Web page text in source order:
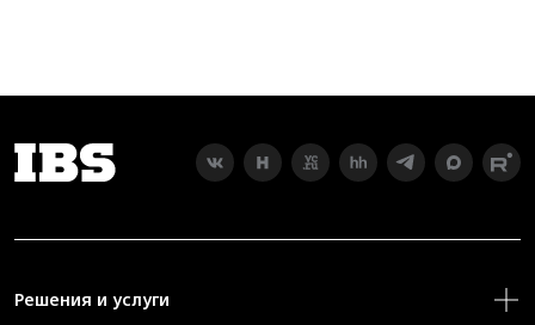
Решения и услуги